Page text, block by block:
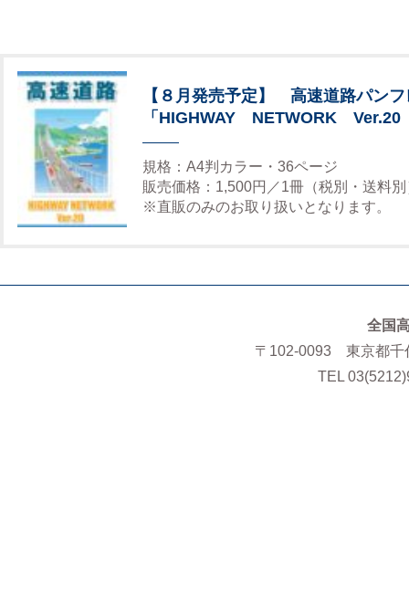
【８月発売予定】 高速道路パンフ
「HIGHWAY NETWORK Ver.20
規格：A4判カラー・36ページ
販売価格：1,500円／1冊（税別・送料別
※直販のみのお取り扱いとなります。
全国
〒102-0093 東京都千
TEL